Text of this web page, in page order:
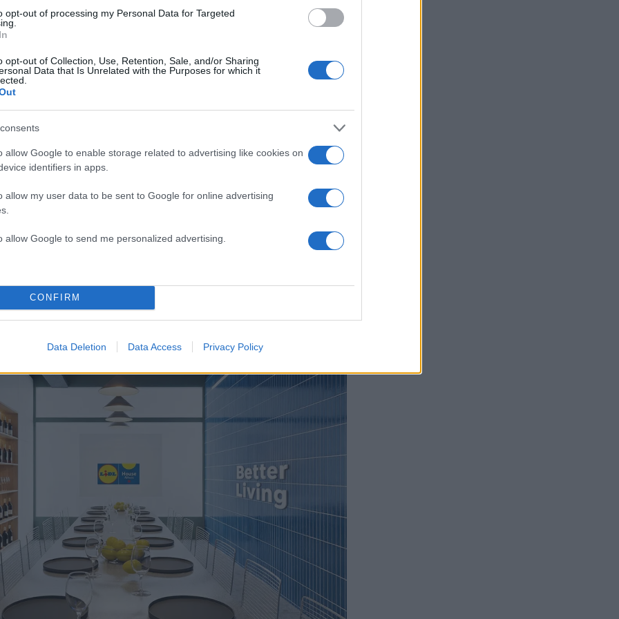
opt-out of processing my Personal Data for Targeted
opt-out of Collection, Use, Retention, Sale, and/or Sharing
Data that Is Unrelated with the Purposes for which it
allow Google to enable storage related to advertising like cookies on
identifiers in apps.
allow my user data to be sent to Google for online advertising
allow Google to send me personalized advertising.
CONFIRM
Data Deletion Data Access Privacy Policy
γενιές, που αναζητούν τις αυθεντικές γεύσεις του
πολίτη, που επιδιώκει μια πιο συνειδητή και βιώσιμη